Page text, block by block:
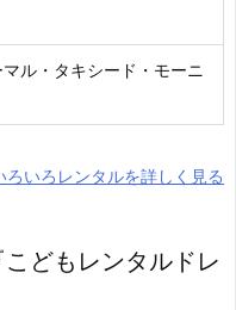
ル・タキシード・モーニ
ろいろレンタルを詳しく見る
どもレンタルドレ